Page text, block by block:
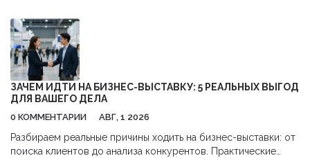
ЗАЧЕМ ИДТИ НА БИЗНЕС-ВЫСТАВКУ: 5 РЕАЛЬНЫХ ВЫГОД
ДЛЯ ВАШЕГО ДЕЛА
0 КОММЕНТАРИИ АВГ, 1 2026
Разбираем реальные причины ходить на бизнес-выставки: от
поиска клиентов до анализа конкурентов. Практические